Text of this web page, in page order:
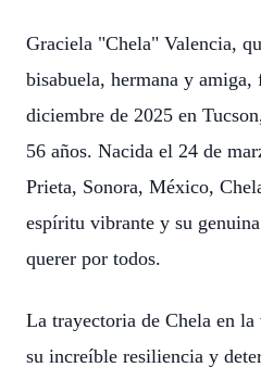
Graciela "Chela" Valencia,
bisabuela, hermana y
diciembre de 2025 en
56 años. Nacida el 24 de
Prieta, Sonora, México,
espíritu vibrante y su
querer por todos.
La trayectoria de Chela en
su increíble resiliencia y